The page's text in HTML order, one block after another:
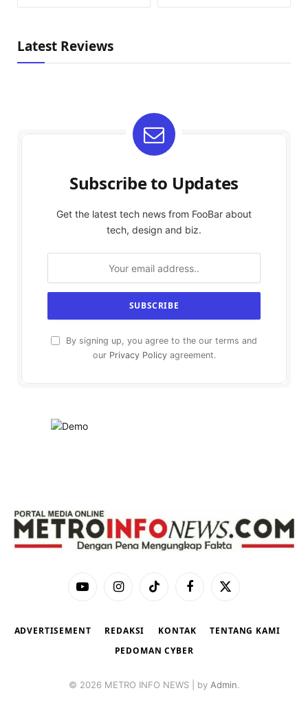
Latest Reviews
Subscribe to Updates
Get the latest tech news from FooBar about
tech, design and biz.
By signing up, you agree to the our terms and
our Privacy Policyagreement.
YouTubeInstagramTikTok Facebook
X
ADVERTISEMENT REDAKSI KONTAK
TENTANG KAMI
PEDOMAN CYBER
© 2026 METRO INFO NEWS | by Admin.